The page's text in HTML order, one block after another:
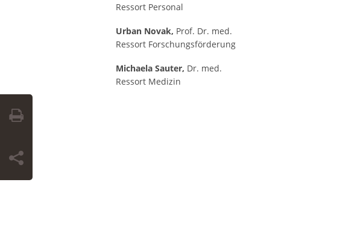
Ressort Personal
Urban Novak, Prof. Dr. med.
Ressort Forschungsförderung
Michaela Sauter, Dr. med.
Ressort Medizin